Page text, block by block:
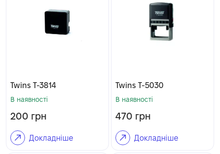
Twins T-3814
В наявності
200 грн
Докладніше
Twins T-5030
В наявності
470 грн
Докладніше